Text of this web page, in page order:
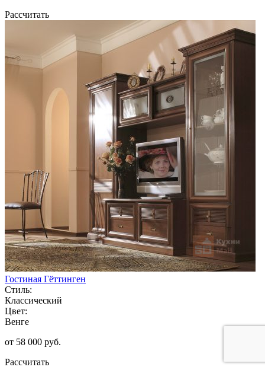
Рассчитать
Гостиная Гёттинген
Стиль:
Классический
Цвет:
Венге
от 58 000 руб.
Рассчитать